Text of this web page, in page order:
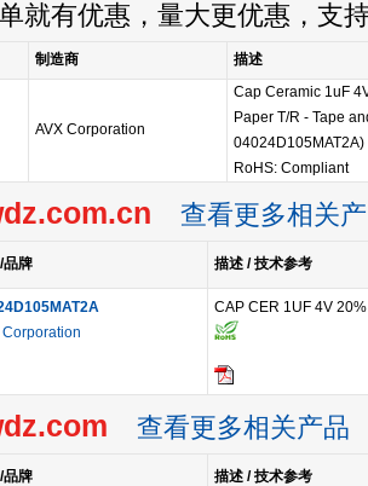
就有优惠，量大更优惠，支
制造商 描述
AVX Corporation
Cap Ceramic 1uF
Paper T/R - Tape
04024D105MAT2A)
RoHS: Compliant
查看更多相关
品牌 描述 / 技术参考
Corporation
CAP CER 1UF 4V
查看更多相关产品
品牌 描述 / 技术参考